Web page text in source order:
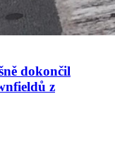
dokončil
z